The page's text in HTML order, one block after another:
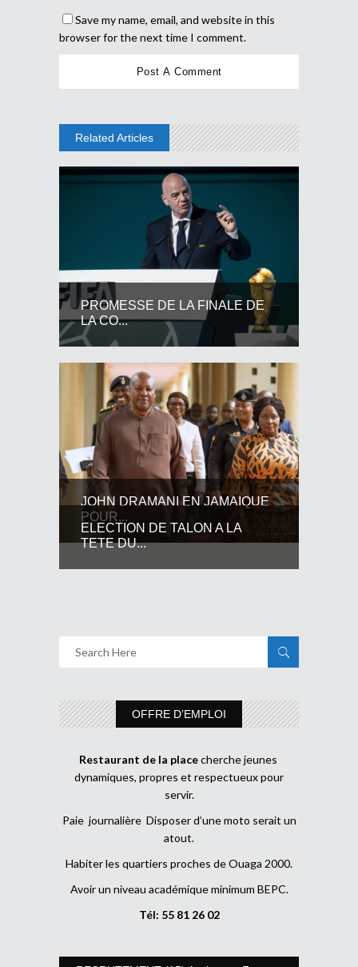
Save my name, email, and website in this
browser for the next time I comment.
Related Articles
PROMESSE DE LA FINALE DE
LA CO...
JOHN DRAMANI EN JAMAIQUE
POUR...
ELECTION DE TALON A LA
TETE DU...
OFFRE D’EMPLOI
Restaurant de la placecherche jeunes
dynamiques, propres et respectueux pour
servir.
Paie journalière Disposer d’une moto serait un
atout.
Habiter les quartiers proches de Ouaga 2000.
Avoir un niveau académique minimum BEPC.
Tél: 55 81 26 02